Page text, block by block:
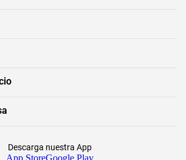
Descarga nuestra App
App StoreGoogle Play